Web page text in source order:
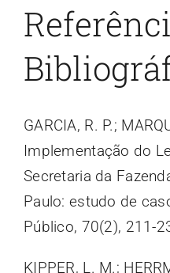
GARCIA, R. P.;
Implementação do
Secretaria da
Paulo: estudo de
Público, 70(2), 211-
KIPPER, L. M.;